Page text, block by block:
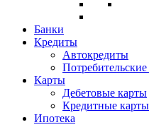
Банки
Кредиты
Автокредиты
Карты
Дебетовые карты
Кредитные карты
Ипотека